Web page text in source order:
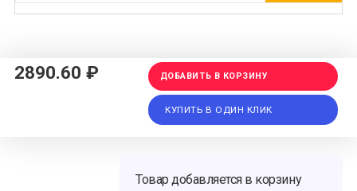
2890.60 ₽ ДОБАВИТЬ В КОРЗИНУ
КУПИТЬ В ОДИН КЛИК
Товар добавляется в корзину